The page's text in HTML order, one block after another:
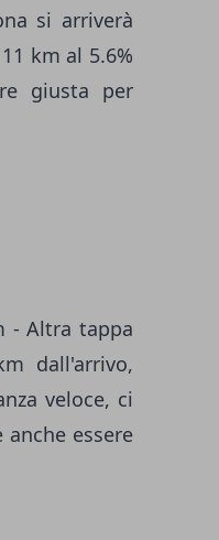
si arriverà
km al 5.6%
giusta per
- Altra tappa
dall'arrivo,
veloce, ci
essere